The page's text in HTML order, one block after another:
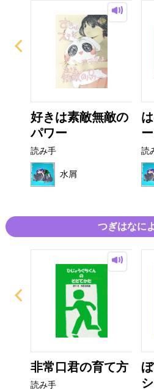
好きは素敵無敵の
パワー
読み手
水屑
ー
読
つぎはなに
非常口君の育て方
読み手
シ